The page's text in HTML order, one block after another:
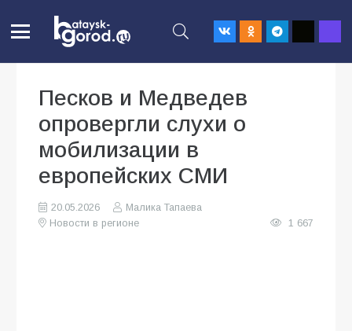
Песков и Медведев
опровергли слухи о
мобилизации в
европейских СМИ
20.05.2026
Малика Тапаева
Новости в регионе
1 667